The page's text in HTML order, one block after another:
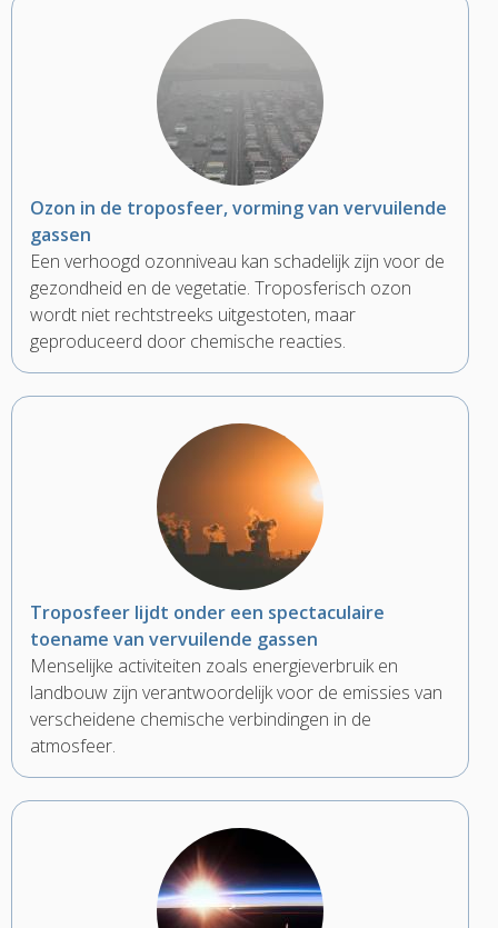
Ozon in de troposfeer, vorming van vervuilende
gassen
Een verhoogd ozonniveau kan schadelijk zijn voor de
gezondheid en de vegetatie. Troposferisch ozon
wordt niet rechtstreeks uitgestoten, maar
geproduceerd door chemische reacties.
Troposfeer lijdt onder een spectaculaire
toename van vervuilende gassen
Menselijke activiteiten zoals energieverbruik en
landbouw zijn verantwoordelijk voor de emissies van
verscheidene chemische verbindingen in de
atmosfeer.